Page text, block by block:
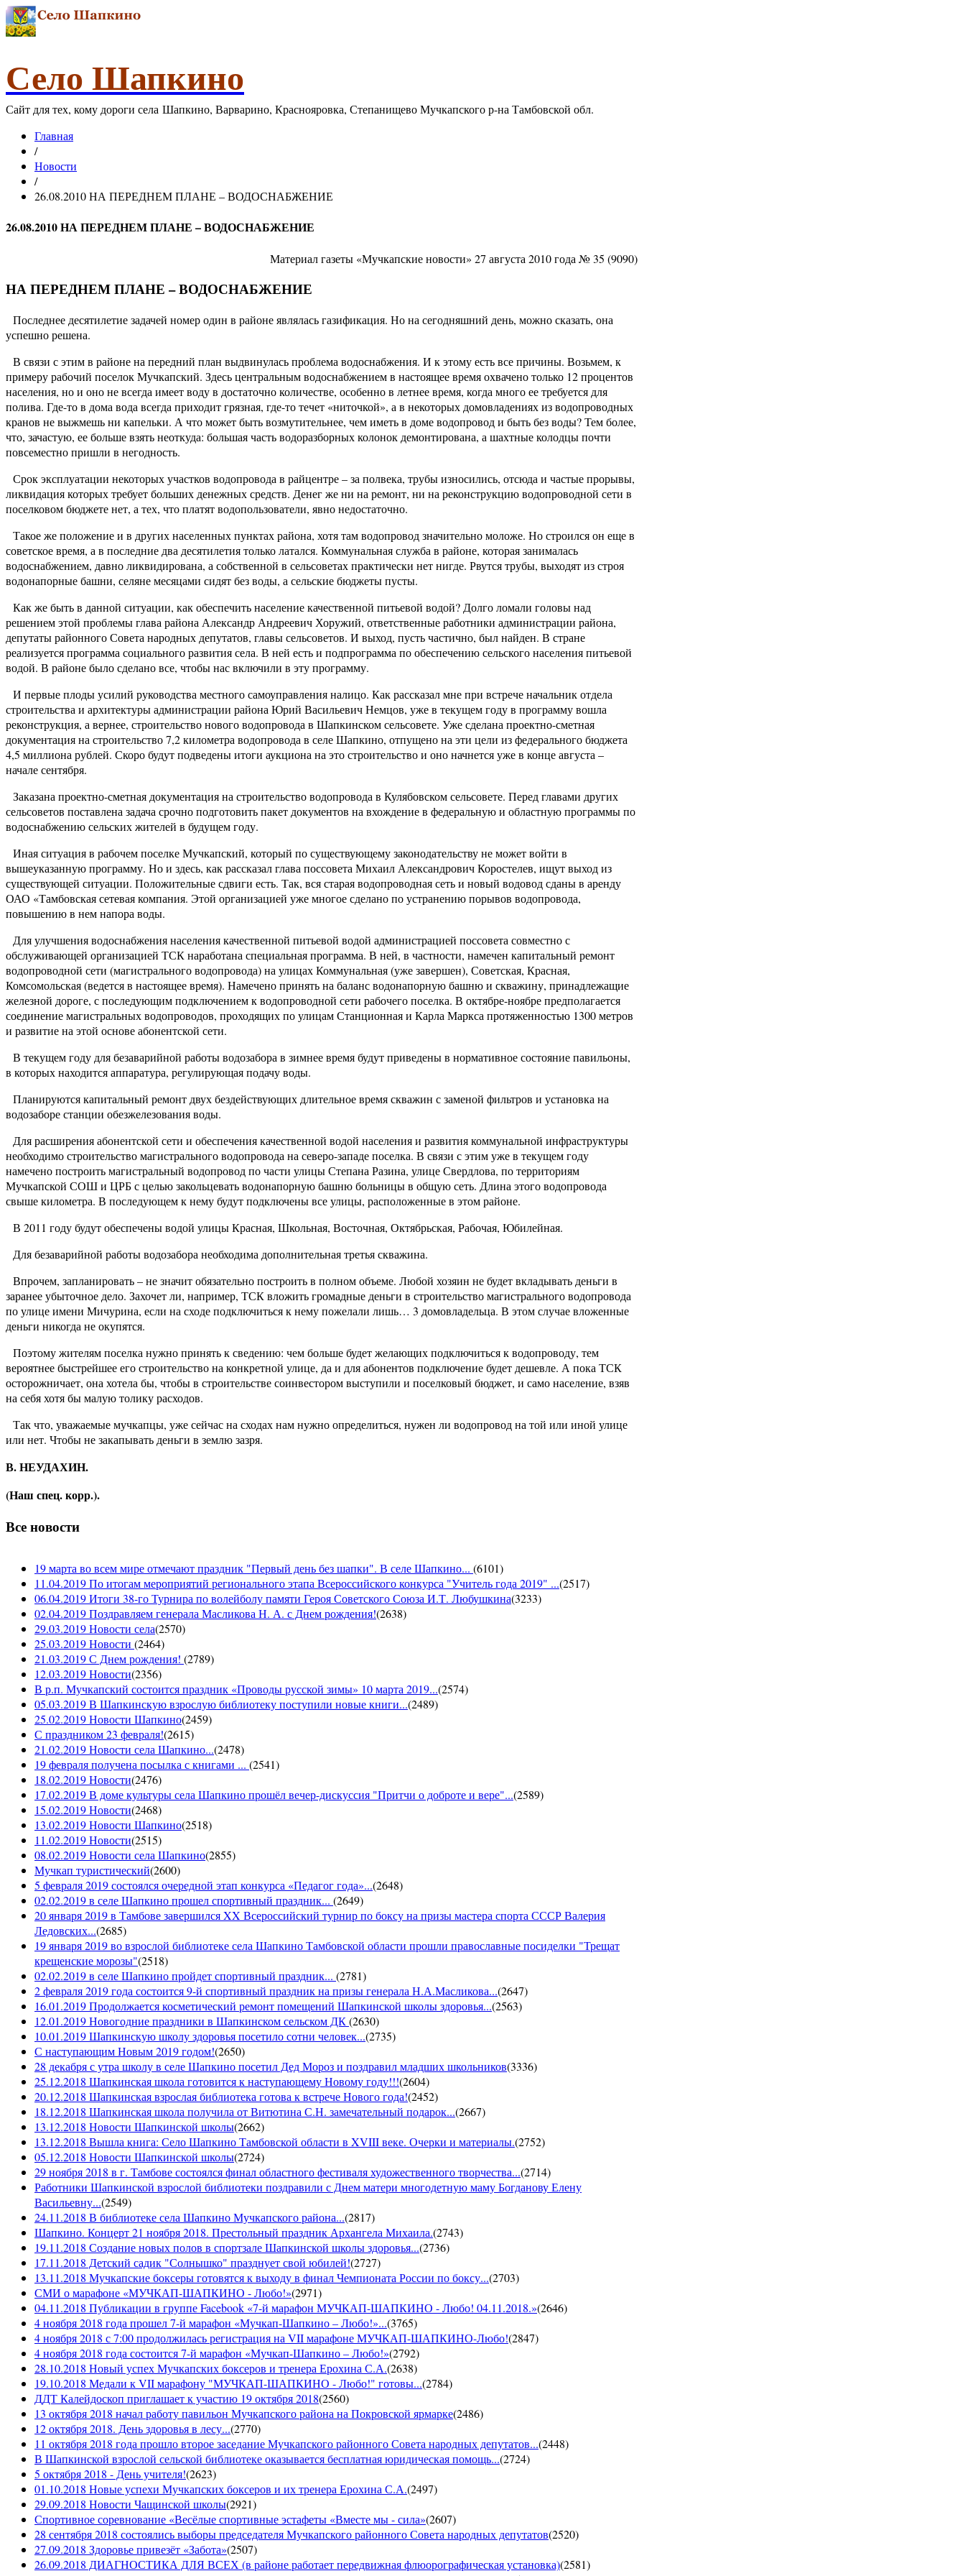
Село Шапкино
Сайт для тех, кому дороги села Шапкино, Варварино, Краснояровка, Степанищево Мучкапского р-на Тамбовской обл.
Главная
/
Новости
/
26.08.2010 НА ПЕРЕДНЕМ ПЛАНЕ – ВОДОСНАБЖЕНИЕ
26.08.2010 НА ПЕРЕДНЕМ ПЛАНЕ – ВОДОСНАБЖЕНИЕ
Материал газеты «Мучкапские новости» 27 августа 2010 года № 35 (9090)
НА ПЕРЕДНЕМ ПЛАНЕ – ВОДОСНАБЖЕНИЕ
Последнее десятилетие задачей номер один в районе являлась газификация. Но на сегодняшний день, можно сказать, она
успешно решена.
В связи с этим в районе на передний план выдвинулась проблема водоснабжения. И к этому есть все причины. Возьмем, к
примеру рабочий поселок Мучкапский. Здесь центральным водоснабжением в настоящее время охвачено только 12 процентов
населения, но и оно не всегда имеет воду в достаточно количестве, особенно в летнее время, когда много ее требуется для
полива. Где-то в дома вода всегда приходит грязная, где-то течет «ниточкой», а в некоторых домовладениях из водопроводных
кранов не выжмешь ни капельки. А что может быть возмутительнее, чем иметь в доме водопровод и быть без воды? Тем более,
что, зачастую, ее больше взять неоткуда: большая часть водоразборных колонок демонтирована, а шахтные колодцы почти
повсеместно пришли в негодность.
Срок эксплуатации некоторых участков водопровода в райцентре – за полвека, трубы износились, отсюда и частые прорывы,
ликвидация которых требует больших денежных средств. Денег же ни на ремонт, ни на реконструкцию водопроводной сети в
поселковом бюджете нет, а тех, что платят водопользователи, явно недостаточно.
Такое же положение и в других населенных пунктах района, хотя там водопровод значительно моложе. Но строился он еще в
советское время, а в последние два десятилетия только латался. Коммунальная служба в районе, которая занималась
водоснабжением, давно ликвидирована, а собственной в сельсоветах практически нет нигде. Рвутся трубы, выходят из строя
водонапорные башни, селяне месяцами сидят без воды, а сельские бюджеты пусты.
Как же быть в данной ситуации, как обеспечить население качественной питьевой водой? Долго ломали головы над
решением этой проблемы глава района Александр Андреевич Хоружий, ответственные работники администрации района,
депутаты районного Совета народных депутатов, главы сельсоветов. И выход, пусть частично, был найден. В стране
реализуется программа социального развития села. В ней есть и подпрограмма по обеспечению сельского населения питьевой
водой. В районе было сделано все, чтобы нас включили в эту программу.
И первые плоды усилий руководства местного самоуправления налицо. Как рассказал мне при встрече начальник отдела
строительства и архитектуры администрации района Юрий Васильевич Немцов, уже в текущем году в программу вошла
реконструкция, а вернее, строительство нового водопровода в Шапкинском сельсовете. Уже сделана проектно-сметная
документация на строительство 7,2 километра водопровода в селе Шапкино, отпущено на эти цели из федерального бюджета
4,5 миллиона рублей. Скоро будут подведены итоги аукциона на это строительство и оно начнется уже в конце августа –
начале сентября.
Заказана проектно-сметная документация на строительство водопровода в Кулябовском сельсовете. Перед главами других
сельсоветов поставлена задача срочно подготовить пакет документов на вхождение в федеральную и областную программы по
водоснабжению сельских жителей в будущем году.
Иная ситуация в рабочем поселке Мучкапский, который по существующему законодательству не может войти в
вышеуказанную программу. Но и здесь, как рассказал глава поссовета Михаил Александрович Коростелев, ищут выход из
существующей ситуации. Положительные сдвиги есть. Так, вся старая водопроводная сеть и новый водовод сданы в аренду
ОАО «Тамбовская сетевая компания. Этой организацией уже многое сделано по устранению порывов водопровода,
повышению в нем напора воды.
Для улучшения водоснабжения населения качественной питьевой водой администрацией поссовета совместно с
обслуживающей организацией ТСК наработана специальная программа. В ней, в частности, намечен капитальный ремонт
водопроводной сети (магистрального водопровода) на улицах Коммунальная (уже завершен), Советская, Красная,
Комсомольская (ведется в настоящее время). Намечено принять на баланс водонапорную башню и скважину, принадлежащие
железной дороге, с последующим подключением к водопроводной сети рабочего поселка. В октябре-ноябре предполагается
соединение магистральных водопроводов, проходящих по улицам Станционная и Карла Маркса протяженностью 1300 метров
и развитие на этой основе абонентской сети.
В текущем году для безаварийной работы водозабора в зимнее время будут приведены в нормативное состояние павильоны,
в которых находится аппаратура, регулирующая подачу воды.
Планируются капитальный ремонт двух бездействующих длительное время скважин с заменой фильтров и установка на
водозаборе станции обезжелезования воды.
Для расширения абонентской сети и обеспечения качественной водой населения и развития коммунальной инфраструктуры
необходимо строительство магистрального водопровода на северо-западе поселка. В связи с этим уже в текущем году
намечено построить магистральный водопровод по части улицы Степана Разина, улице Свердлова, по территориям
Мучкапской СОШ и ЦРБ с целью закольцевать водонапорную башню больницы в общую сеть. Длина этого водопровода
свыше километра. В последующем к нему будут подключены все улицы, расположенные в этом районе.
В 2011 году будут обеспечены водой улицы Красная, Школьная, Восточная, Октябрьская, Рабочая, Юбилейная.
Для безаварийной работы водозабора необходима дополнительная третья скважина.
Впрочем, запланировать – не значит обязательно построить в полном объеме. Любой хозяин не будет вкладывать деньги в
заранее убыточное дело. Захочет ли, например, ТСК вложить громадные деньги в строительство магистрального водопровода
по улице имени Мичурина, если на сходе подключиться к нему пожелали лишь… 3 домовладельца. В этом случае вложенные
деньги никогда не окупятся.
Поэтому жителям поселка нужно принять к сведению: чем больше будет желающих подключиться к водопроводу, тем
вероятнее быстрейшее его строительство на конкретной улице, да и для абонентов подключение будет дешевле. А пока ТСК
осторожничает, она хотела бы, чтобы в строительстве соинвестором выступили и поселковый бюджет, и само население, взяв
на себя хотя бы малую толику расходов.
Так что, уважаемые мучкапцы, уже сейчас на сходах нам нужно определиться, нужен ли водопровод на той или иной улице
или нет. Чтобы не закапывать деньги в землю зазря.
В. НЕУДАХИН.
(Наш спец. корр.).
Все новости
19 марта во всем мире отмечают праздник "Первый день без шапки". В селе Шапкино... (6101)
11.04.2019 По итогам мероприятий регионального этапа Всероссийского конкурса "Учитель года 2019" ...(2517)
06.04.2019 Итоги 38-го Турнира по волейболу памяти Героя Советского Союза И.Т. Любушкина(3233)
02.04.2019 Поздравляем генерала Масликова Н. А. с Днем рождения!(2638)
29.03.2019 Новости села(2570)
25.03.2019 Новости (2464)
21.03.2019 С Днем рождения! (2789)
12.03.2019 Новости(2356)
В р.п. Мучкапский состоится праздник «Проводы русской зимы» 10 марта 2019...(2574)
05.03.2019 В Шапкинскую взрослую библиотеку поступили новые книги...(2489)
25.02.2019 Новости Шапкино(2459)
С праздником 23 февраля!(2615)
21.02.2019 Новости села Шапкино...(2478)
19 февраля получена посылка с книгами ... (2541)
18.02.2019 Новости(2476)
17.02.2019 В доме культуры села Шапкино прошёл вечер-дискуссия "Притчи о доброте и вере"...(2589)
15.02.2019 Новости(2468)
13.02.2019 Новости Шапкино(2518)
11.02.2019 Новости(2515)
08.02.2019 Новости села Шапкино(2855)
Мучкап туристический(2600)
5 февраля 2019 состоялся очередной этап конкурса «Педагог года»...(2648)
02.02.2019 в селе Шапкино прошел спортивный праздник... (2649)
20 января 2019 в Тамбове завершился XX Всероссийский турнир по боксу на призы мастера спорта СССР Валерия
Ледовских...(2685)
19 января 2019 во взрослой библиотеке села Шапкино Тамбовской области прошли православные посиделки "Трещат
крещенские морозы"(2518)
02.02.2019 в селе Шапкино пройдет спортивный праздник... (2781)
2 февраля 2019 года состоится 9-й спортивный праздник на призы генерала Н.А.Масликова...(2647)
16.01.2019 Продолжается косметический ремонт помещений Шапкинской школы здоровья...(2563)
12.01.2019 Новогодние праздники в Шапкинском сельском ДК(2630)
10.01.2019 Шапкинскую школу здоровья посетило сотни человек...(2735)
С наступающим Новым 2019 годом!(2650)
28 декабря с утра школу в селе Шапкино посетил Дед Мороз и поздравил младших школьников(3336)
25.12.2018 Шапкинская школа готовится к наступающему Новому году!!!(2604)
20.12.2018 Шапкинская взрослая библиотека готова к встрече Нового года!(2452)
18.12.2018 Шапкинская школа получила от Витютина С.Н. замечательный подарок...(2667)
13.12.2018 Новости Шапкинской школы(2662)
13.12.2018 Вышла книга: Село Шапкино Тамбовской области в XVIII веке. Очерки и материалы.(2752)
05.12.2018 Новости Шапкинской школы(2724)
29 ноября 2018 в г. Тамбове состоялся финал областного фестиваля художественного творчества...(2714)
Работники Шапкинской взрослой библиотеки поздравили с Днем матери многодетную маму Богданову Елену
Васильевну...(2549)
24.11.2018 В библиотеке села Шапкино Мучкапского района...(2817)
Шапкино. Концерт 21 ноября 2018. Престольный праздник Архангела Михаила.(2743)
19.11.2018 Создание новых полов в спортзале Шапкинской школы здоровья...(2736)
17.11.2018 Детский садик "Солнышко" празднует свой юбилей!(2727)
13.11.2018 Мучкапские боксеры готовятся к выходу в финал Чемпионата России по боксу...(2703)
СМИ о марафоне «МУЧКАП-ШАПКИНО - Любо!»(2971)
04.11.2018 Публикации в группе Facebook «7-й марафон МУЧКАП-ШАПКИНО - Любо! 04.11.2018.»(2646)
4 ноября 2018 года прошел 7-й марафон «Мучкап-Шапкино – Любо!»...(3765)
4 ноября 2018 с 7:00 продолжилась регистрация на VII марафоне МУЧКАП-ШАПКИНО-Любо!(2847)
4 ноября 2018 года состоится 7-й марафон «Мучкап-Шапкино – Любо!»(2792)
28.10.2018 Новый успех Мучкапских боксеров и тренера Ерохина С.А.(2638)
19.10.2018 Медали к VII марафону "МУЧКАП-ШАПКИНО - Любо!" готовы...(2784)
ДДТ Калейдоскоп приглашает к участию 19 октября 2018(2560)
13 октября 2018 начал работу павильон Мучкапского района на Покровской ярмарке(2486)
12 октября 2018. День здоровья в лесу...(2770)
11 октября 2018 года прошло второе заседание Мучкапского районного Совета народных депутатов...(2448)
В Шапкинской взрослой сельской библиотеке оказывается бесплатная юридическая помощь...(2724)
5 октября 2018 - День учителя!(2623)
01.10.2018 Новые успехи Мучкапских боксеров и их тренера Ерохина С.А.(2497)
29.09.2018 Новости Чащинской школы(2921)
Спортивное соревнование «Весёлые спортивные эстафеты «Вместе мы - сила»(2607)
28 сентября 2018 состоялись выборы председателя Мучкапского районного Совета народных депутатов(2520)
27.09.2018 Здоровье привезёт «Забота»(2507)
26.09.2018 ДИАГНОСТИКА ДЛЯ ВСЕХ (в районе работает передвижная флюорографическая установка)(2581)